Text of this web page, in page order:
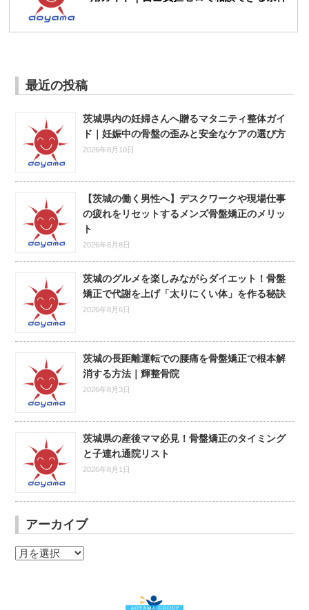
最近の投稿
茨城県内の妊婦さんへ贈るマタニティ整体ガイ
ド｜妊娠中の骨盤の歪みと安全なケアの選び方
2026年8月10日
【茨城の働く男性へ】デスクワークや現場仕事
の疲れをリセットするメンズ骨盤矯正のメリッ
ト
2026年8月8日
茨城のグルメを楽しみながらダイエット！骨盤
矯正で代謝を上げ「太りにくい体」を作る秘訣
2026年8月6日
茨城の長距離運転での腰痛を骨盤矯正で根本解
消する方法｜輝整骨院
2026年8月3日
茨城県の産後ママ必見！骨盤矯正のタイミング
と子連れ通院リスト
2026年8月1日
アーカイブ
ア